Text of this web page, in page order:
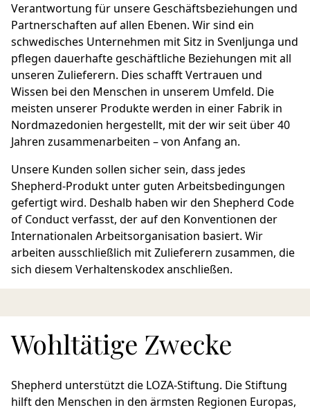
Verantwortung für unsere Geschäftsbeziehungen und
Partnerschaften auf allen Ebenen. Wir sind ein
schwedisches Unternehmen mit Sitz in Svenljunga und
pflegen dauerhafte geschäftliche Beziehungen mit all
unseren Zulieferern. Dies schafft Vertrauen und
Wissen bei den Menschen in unserem Umfeld. Die
meisten unserer Produkte werden in einer Fabrik in
Nordmazedonien hergestellt, mit der wir seit über 40
Jahren zusammenarbeiten – von Anfang an.
Unsere Kunden sollen sicher sein, dass jedes
Shepherd-Produkt unter guten Arbeitsbedingungen
gefertigt wird. Deshalb haben wir den Shepherd Code
of Conduct verfasst, der auf den Konventionen der
Internationalen Arbeitsorganisation basiert. Wir
arbeiten ausschließlich mit Zulieferern zusammen, die
sich diesem Verhaltenskodex anschließen.
Wohltätige Zwecke
Shepherd unterstützt die LOZA-Stiftung. Die Stiftung
hilft den Menschen in den ärmsten Regionen Europas,